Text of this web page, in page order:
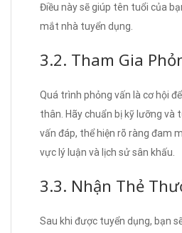
Điều này sẽ giúp tên tuổi của
mắt nhà tuyển dụng.
3.2. Tham Gia
Quá trình phỏng vấn là cơ hội
thân. Hãy chuẩn bị kỹ lưỡng
vấn đáp, thể hiện rõ ràng đam
vực lý luận và lịch sử sân khấu.
3.3. Nhận Thẻ
Sau khi được tuyển dụng, bạn